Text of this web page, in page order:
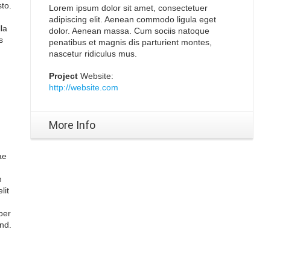
Lorem ipsum dolor sit amet, consectetuer
adipiscing elit. Aenean commodo ligula eget
dolor. Aenean massa. Cum sociis natoque
penatibus et magnis dis parturient montes,
nascetur ridiculus mus.
Project Website:
http://website.com
More Info